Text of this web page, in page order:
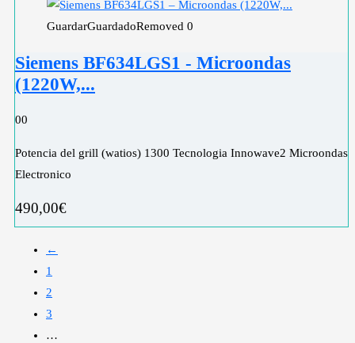
GuardarGuardadoRemoved 0
Siemens BF634LGS1 - Microondas
(1220W,...
00
Potencia del grill (watios) 1300 Tecnologia Innowave2 Microondas
Electronico
490,00€
←
1
2
3
…